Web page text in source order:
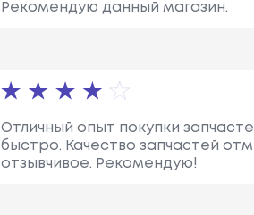
Рекомендую данный магазин.
Отличный опыт покупки
быстро. Качество запчастей
отзывчивое. Рекомендую!